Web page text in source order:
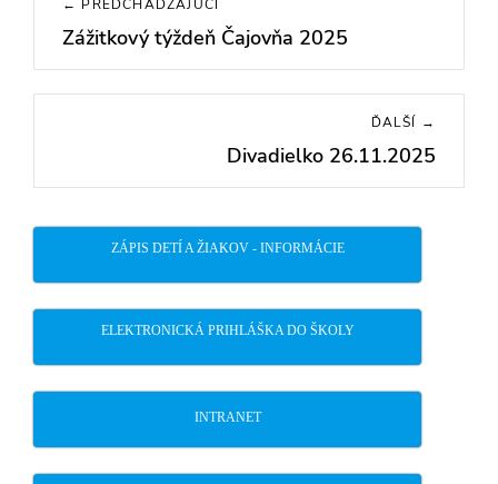
článku
← PREDCHÁDZAJÚCI
Previous
post:
Zážitkový týždeň Čajovňa 2025
ĎALŠÍ →
post:
Divadielko 26.11.2025
ZÁPIS DETÍ A ŽIAKOV - INFORMÁCIE
ELEKTRONICKÁ PRIHLÁŠKA DO ŠKOLY
INTRANET